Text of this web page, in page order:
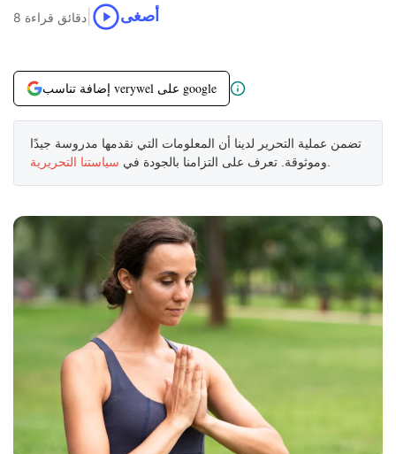
8 دقائق قراءة أصغى
إضافة تناسب verywel على google
تضمن عملية التحرير لدينا أن المعلومات التي نقدمها مدروسة جيدًا
وموثوقة. تعرف على التزامنا بالجودة في سياستنا التحريرية